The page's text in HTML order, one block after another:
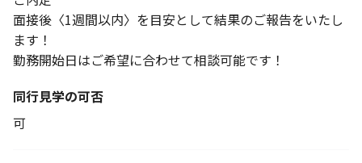
面接後〈1週間以内〉を目安として結果のご報告をいたし
ます！
勤務開始日はご希望に合わせて相談可能です！
同行見学の可否
可